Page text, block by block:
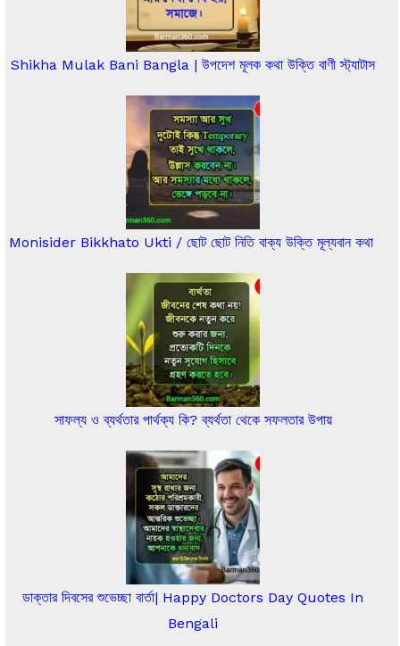
Shikha Mulak Bani Bangla | উপদেশ মূলক কথা উক্তি বাণী স্ট্যাটাস
Monisider Bikkhato Ukti / ছোট ছোট নিতি বাক্য উক্তি মূল্যবান কথা
সাফল্য ও ব্যর্থতার পার্থক্য কি? ব্যর্থতা থেকে সফলতার উপায়
ডাক্তার দিবসের শুভেচ্ছা বার্তা| Happy Doctors Day Quotes In
Bengali